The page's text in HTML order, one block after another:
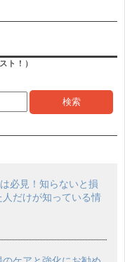
ト！）
必見！知らないと損
だけが知っている情